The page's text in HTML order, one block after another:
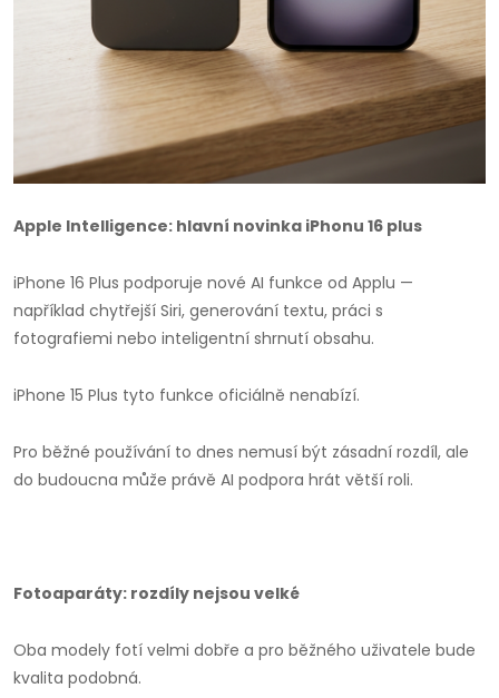
Apple Intelligence: hlavní novinka iPhonu 16 plus
iPhone 16 Plus podporuje nové AI funkce od Applu —
například chytřejší Siri, generování textu, práci s
fotografiemi nebo inteligentní shrnutí obsahu.
iPhone 15 Plus tyto funkce oficiálně nenabízí.
Pro běžné používání to dnes nemusí být zásadní rozdíl, ale
do budoucna může právě AI podpora hrát větší roli.
Fotoaparáty: rozdíly nejsou velké
Oba modely fotí velmi dobře a pro běžného uživatele bude
kvalita podobná.